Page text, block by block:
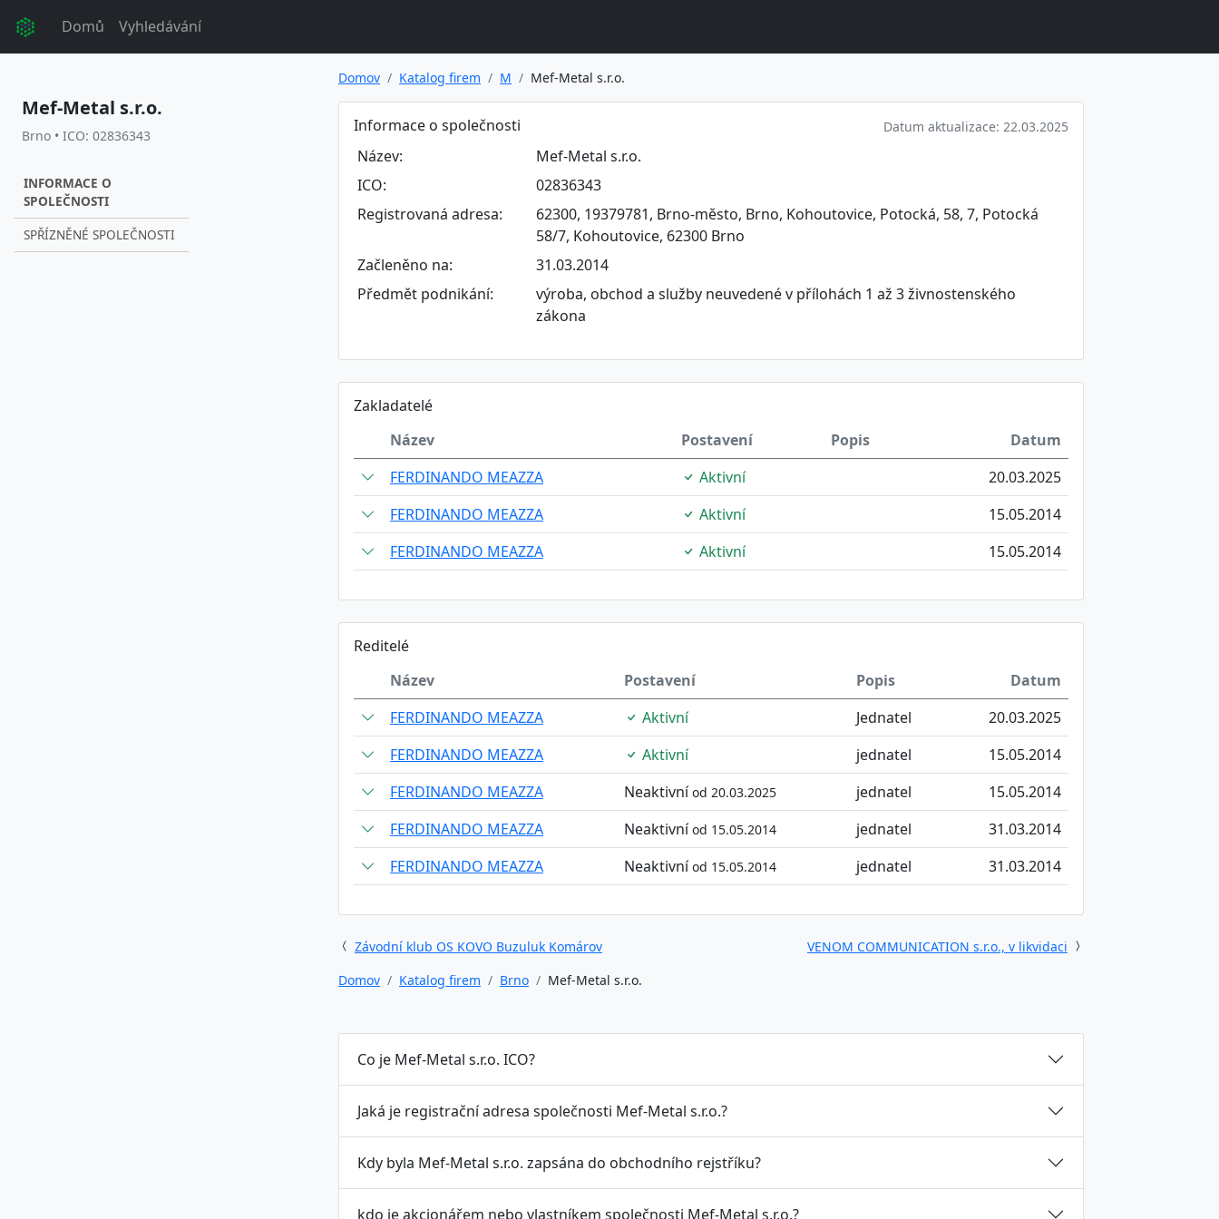
Domů Vyhledávání
Mef-Metal s.r.o.
Brno • ICO: 02836343
INFORMACE O
SPOLEČNOSTI
SPŘÍZNĚNÉ SPOLEČNOSTI
Domov Katalog firem M Mef-Metal s.r.o.
Informace o společnosti Datum aktualizace: 22.03.2025
Název:
Mef-Metal s.r.o.
ICO:
02836343
Registrovaná adresa:
62300, 19379781, Brno-město, Brno, Kohoutovice, Potocká, 58, 7, Potocká
58/7, Kohoutovice, 62300 Brno
Začleněno na:
31.03.2014
Předmět podnikání:
výroba, obchod a služby neuvedené v přílohách 1 až 3 živnostenského
zákona
Zakladatelé
Název
Postavení Popis
Datum
FERDINANDO MEAZZA
Aktivní
20.03.2025
FERDINANDO MEAZZA
Aktivní
15.05.2014
FERDINANDO MEAZZA
Aktivní 15.05.2014
Reditelé
Název
Postavení Popis
Datum
FERDINANDO MEAZZA
Aktivní Jednatel
20.03.2025
FERDINANDO MEAZZA
Aktivní jednatel
15.05.2014
FERDINANDO MEAZZA
Neaktivníod 20.03.2025 jednatel
15.05.2014
FERDINANDO MEAZZA
Neaktivníod 15.05.2014 jednatel
31.03.2014
FERDINANDO MEAZZA
Neaktivníod 15.05.2014 jednatel 31.03.2014
Závodní klub OS KOVO Buzuluk Komárov
VENOM COMMUNICATION s.r.o., v likvidaci
Domov
Katalog firem Brno Mef-Metal s.r.o.
Co je Mef-Metal s.r.o. ICO?
Jaká je registrační adresa společnosti Mef-Metal s.r.o.?
Kdy byla Mef-Metal s.r.o. zapsána do obchodního rejstříku?
kdo je akcionářem nebo vlastníkem společnosti Mef-Metal s.r.o.?